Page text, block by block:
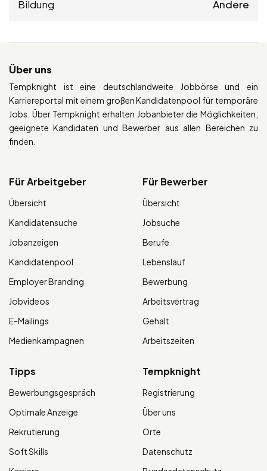
Bildung Andere
Über uns
Tempknight ist eine deutschlandweite Jobbörse und ein
Karriereportal mit einem großen Kandidatenpool für temporäre
Jobs. Über Tempknight erhalten Jobanbieter die Möglichkeiten,
geeignete Kandidaten und Bewerber aus allen Bereichen zu
finden.
Für Arbeitgeber
Übersicht
Kandidatensuche
Jobanzeigen
Kandidatenpool
Employer Branding
Jobvideos
E-Mailings
Medienkampagnen
Für Bewerber
Übersicht
Jobsuche
Berufe
Lebenslauf
Bewerbung
Arbeitsvertrag
Gehalt
Arbeitszeiten
Tipps
Bewerbungsgespräch
Optimale Anzeige
Rekrutierung
Soft Skills
Tempknight
Registrierung
Über uns
Orte
Datenschutz